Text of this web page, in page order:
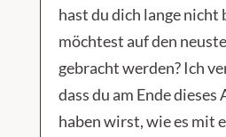
hast du dich lange nicht
möchtest auf den
gebracht werden? Ich
dass du am Ende
haben wirst, wie es mit